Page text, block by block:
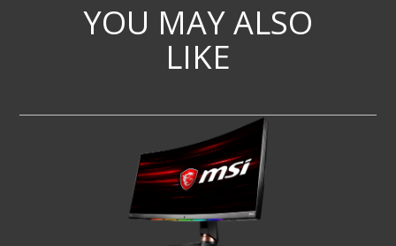
YOU MAY ALSO
LIKE